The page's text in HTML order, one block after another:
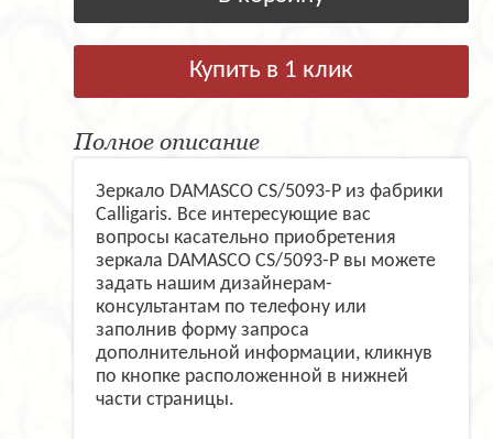
Купить в 1 клик
Полное описание
Зеркало DAMASCO CS/5093-P из фабрики
Calligaris. Все интересующие вас
вопросы касательно приобретения
зеркала DAMASCO CS/5093-P вы можете
задать нашим дизайнерам-
консультантам по телефону или
заполнив форму запроса
дополнительной информации, кликнув
по кнопке расположенной в нижней
части страницы.